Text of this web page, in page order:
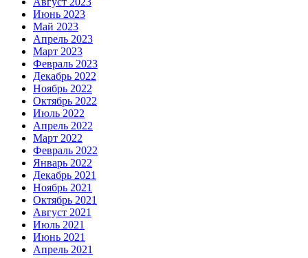
Июнь 2023
Май 2023
Апрель 2023
Март 2023
Февраль 2023
Декабрь 2022
Ноябрь 2022
Октябрь 2022
Июль 2022
Апрель 2022
Март 2022
Февраль 2022
Январь 2022
Декабрь 2021
Ноябрь 2021
Октябрь 2021
Август 2021
Июль 2021
Июнь 2021
Апрель 2021